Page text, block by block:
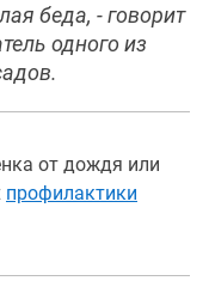
беда, - говорит
одного из
от дождя или
профилактики